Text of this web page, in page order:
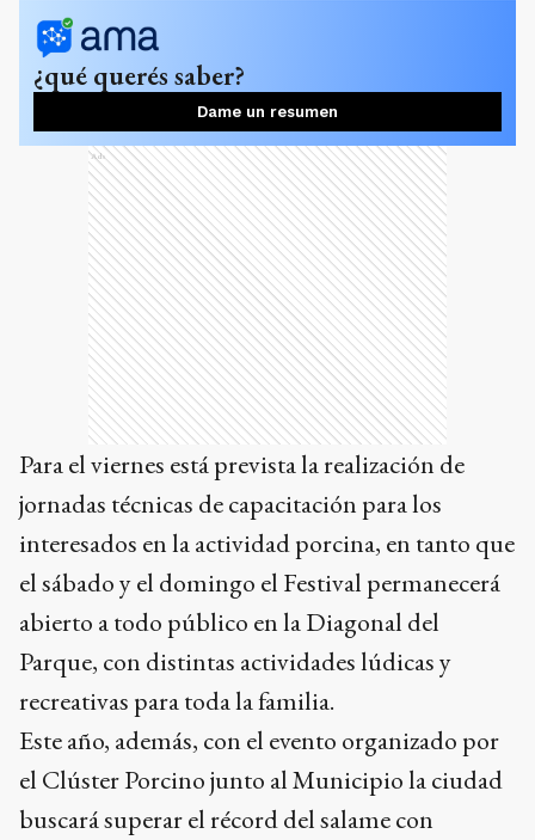
¿qué querés saber?
Dame un resumen
Ads
Para el viernes está prevista la realización de
jornadas técnicas de capacitación para los
interesados en la actividad porcina, en tanto que
el sábado y el domingo el Festival permanecerá
abierto a todo público en la Diagonal del
Parque, con distintas actividades lúdicas y
recreativas para toda la familia.
Este año, además, con el evento organizado por
el Clúster Porcino junto al Municipio la ciudad
buscará superar el récord del salame con